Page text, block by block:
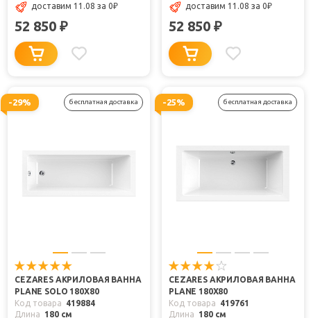
доставим 11.08 за 0₽
52 850 ₽
доставим 11.08 за 0₽
52 850 ₽
-29% бесплатная доставка
CEZARES АКРИЛОВАЯ ВАННА
PLANE SOLO 180X80
Код товара
419884
Длина
180 см
-25% бесплатная доставка
CEZARES АКРИЛОВАЯ ВАННА
PLANE 180X80
Код товара
419761
Длина
180 см